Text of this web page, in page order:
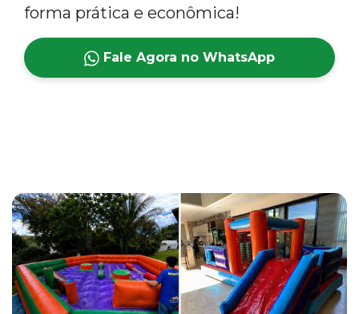
forma prática e econômica!
Fale Agora no WhatsApp